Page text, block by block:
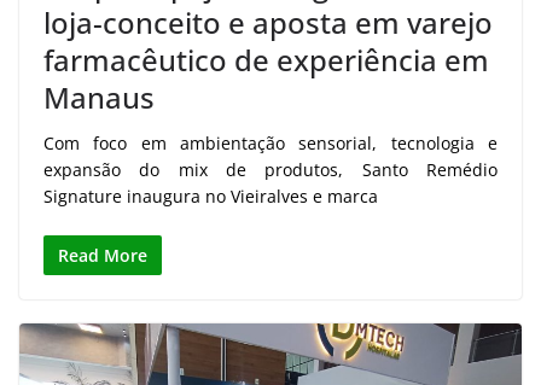
loja-conceito e aposta em varejo
farmacêutico de experiência em
Manaus
Com foco em ambientação sensorial, tecnologia e
expansão do mix de produtos, Santo Remédio
Signature inaugura no Vieiralves e marca
Read More